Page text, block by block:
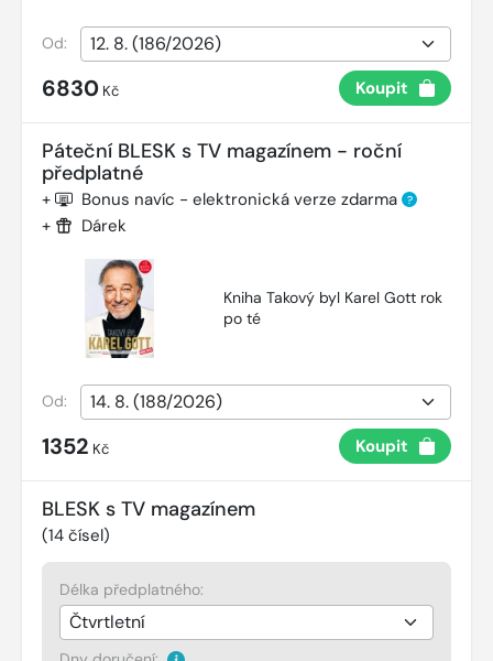
Od:
6830 Kč Koupit
Páteční BLESK s TV magazínem - roční
předplatné
+ Bonus navíc - elektronická verze zdarma ?
+ Dárek
Kniha Takový byl Karel Gott rok
po té
Od:
1352 Kč Koupit
BLESK s TV magazínem
(14 čísel)
Délka předplatného: